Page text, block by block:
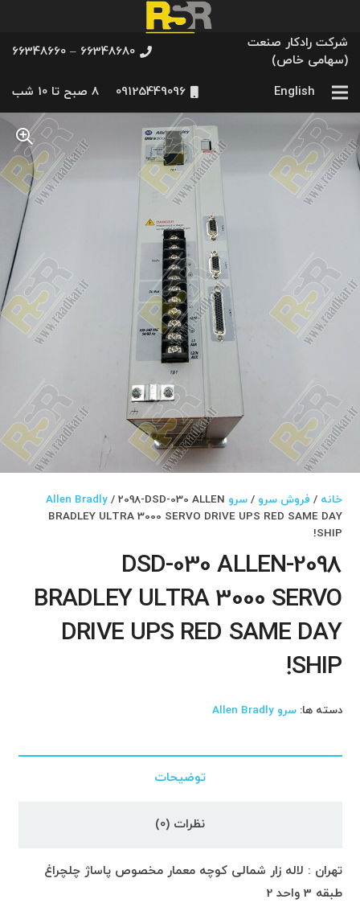
شرکت رادکار صنعت
(سهامی خاص)
66348680 – 66348660
English
09125449096 8 صبح تا 10 شب
خانه / فروش سرو /سرو Allen Bradly / 2098-DSD-030 ALLEN
BRADLEY ULTRA 3000 SERVO DRIVE UPS RED SAME DAY
SHIP!
2098-DSD-030 ALLEN
BRADLEY ULTRA 3000 SERVO
DRIVE UPS RED SAME DAY
SHIP!
دسته ها:سرو Allen Bradly
توضیحات
نظرات (0)
تهران : لاله زار شمالی کوچه معمار مخصوص پاساژ چلچراغ
طبقه 3 واحد 2